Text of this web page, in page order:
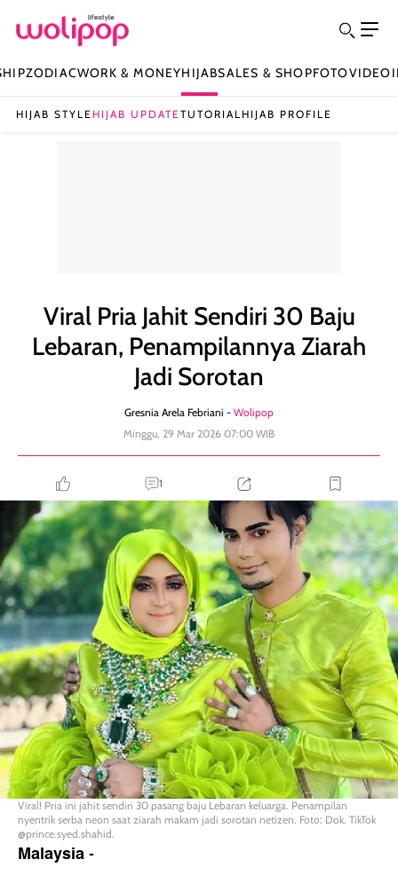
ZODIACWORK & MONEYHIJABSALES & SHOPFOTOVIDEO
HIJAB STYLE HIJAB UPDATETUTORIAL HIJAB PROFILE
Viral Pria Jahit Sendiri 30 Baju
Lebaran, Penampilannya Ziarah
Jadi Sorotan
Gresnia Arela Febriani - Wolipop
Minggu, 29 Mar 2026 07:00 WIB
1
Viral! Pria ini jahit sendiri 30 pasang baju Lebaran keluarga. Penampilan
nyentrik serba neon saat ziarah makam jadi sorotan netizen. Foto: Dok. TikTok
@prince.syed.shahid.
Malaysia-